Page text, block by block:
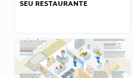
SEU RESTAURANTE